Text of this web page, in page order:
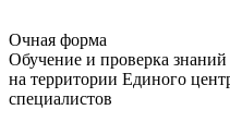
Очная форма
Обучение и проверка
на территории Единого
специалистов